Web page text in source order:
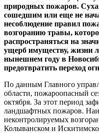
природных пожаров.
сошедшим или еще не
несоблюдение правил
возгоранию травы,
распространяться на
ущерб имуществу, жизни
нынешнем году в
предотвратить переход
По данным Главного
области, пожароопасный
октября. За этот период
ландшафтных пожаров.
неконтролируемых
Колыванском и